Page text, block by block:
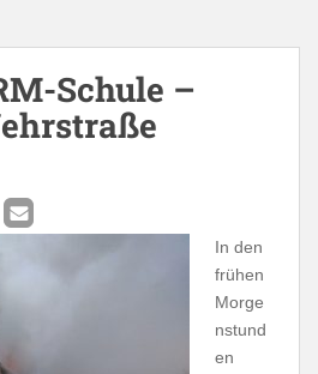
Schule –
In den
frühen
Morge
nstund
en